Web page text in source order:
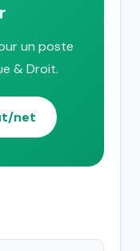
un poste
& Droit.
net